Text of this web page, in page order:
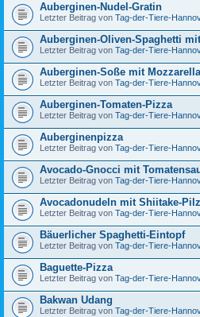
Auberginen-Nudel-Gratin
Letzter Beitrag von Tag-der-Tiere-
Auberginen-Oliven-Spaghetti
Letzter Beitrag von Tag-der-Tiere-
Auberginen-Soße mit Mozzarella
Letzter Beitrag von Tag-der-Tiere-
Auberginen-Tomaten-Pizza
Letzter Beitrag von Tag-der-Tiere-
Auberginenpizza
Letzter Beitrag von Tag-der-Tiere-
Avocado-Gnocci mit
Letzter Beitrag von Tag-der-Tiere-
Avocadonudeln mit Shiitake-
Letzter Beitrag von Tag-der-Tiere-
Bäuerlicher Spaghetti-Eintopf
Letzter Beitrag von Tag-der-Tiere-
Baguette-Pizza
Letzter Beitrag von Tag-der-Tiere-
Bakwan Udang
Letzter Beitrag von Tag-der-Tiere-